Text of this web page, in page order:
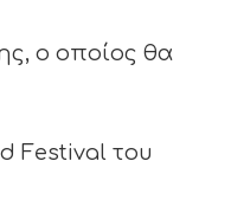
ο οποίος θα
Festival του